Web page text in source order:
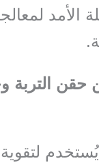
الأمد
حقن التربة